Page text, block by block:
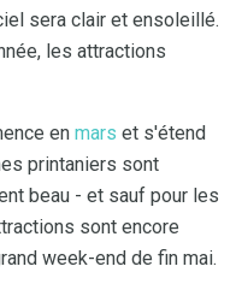
sera clair et ensoleillé.
les attractions
en mars et s'étend
printaniers sont
beau - et sauf pour les
sont encore
week-end de fin mai.